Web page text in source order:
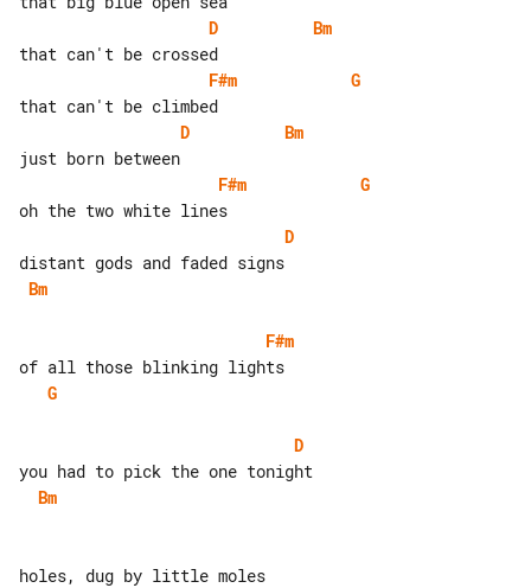
D
Bm
F#m
G
D
Bm
F#m
G
D
Bm
F#m
G
D
Bm
holes, dug by little moles